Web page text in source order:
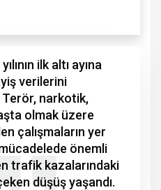
ilk altı ayına
verilerini
Terör, narkotik,
olmak üzere
çalışmaların yer
önemli
trafik kazalarındaki
düşüş yaşandı.